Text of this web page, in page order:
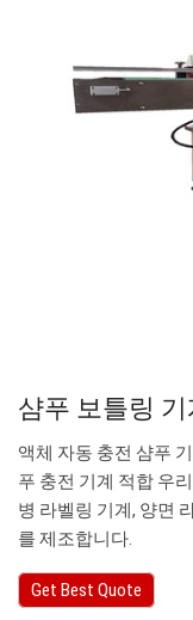
샴푸 보틀링
액체 자동 충전 샴푸
푸 충전 기계 적합 우
병 라벨링 기계, 양면
를 제조합니다.
Get Best Quote